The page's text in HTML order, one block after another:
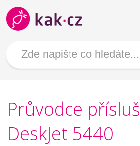
Průvodce
DeskJet 5440